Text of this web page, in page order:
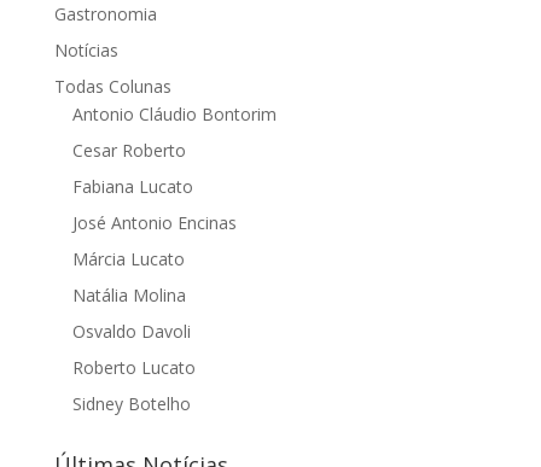
Gastronomia
Notícias
Todas Colunas
Antonio Cláudio Bontorim
Cesar Roberto
Fabiana Lucato
José Antonio Encinas
Márcia Lucato
Natália Molina
Osvaldo Davoli
Roberto Lucato
Sidney Botelho